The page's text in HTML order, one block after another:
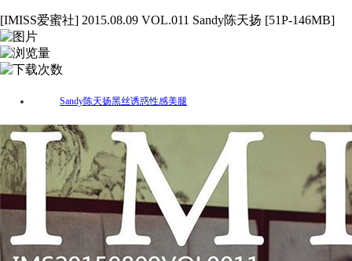
[IMISS爱蜜社] 2015.08.09 VOL.011 Sandy陈天扬 [51P-146MB]
Sandy陈天扬黑丝诱惑性感美腿